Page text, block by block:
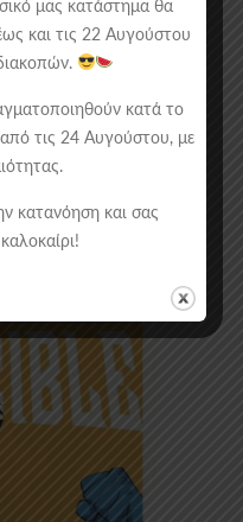
μας κατάστημα θα
και τις 22 Αυγούστου
κατά το
τις 24 Αυγούστου, με
κατανόηση και σας